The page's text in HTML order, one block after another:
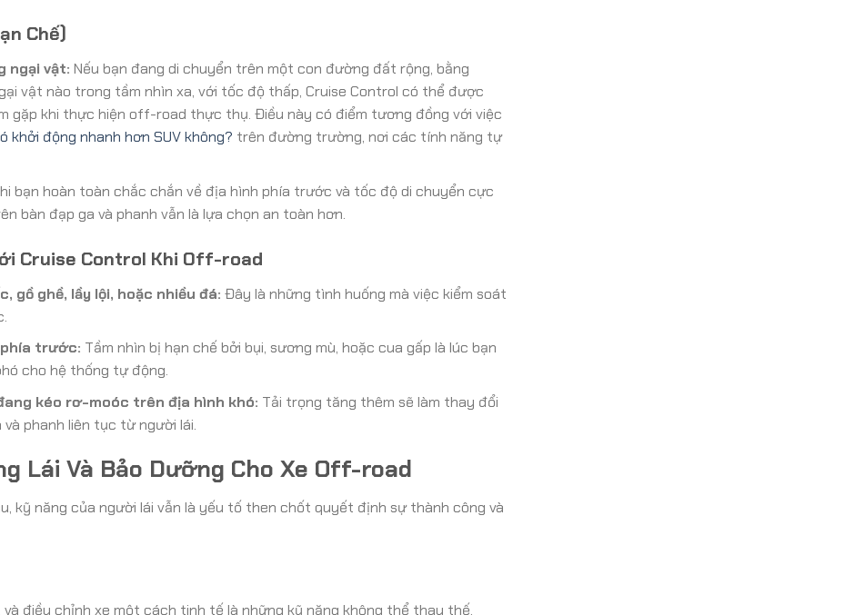
Chế)
ngại vật: Nếu bạn đang di chuyển trên một con đường đất rộng, bằng
vật nào trong tầm nhìn xa, với tốc độ thấp, Cruise Control có thể được
gặp khi thực hiện off-road thực thụ. Điều này có điểm tương đồng với việc
khởi động nhanh hơn SUV không? trên đường trường, nơi các tính năng tự
bạn hoàn toàn chắc chắn về địa hình phía trước và tốc độ di chuyển cực
bàn đạp ga và phanh vẫn là lựa chọn an toàn hơn.
Cruise Control Khi Off-road
gồ ghề, lầy lội, hoặc nhiều đá: Đây là những tình huống mà việc kiểm soát
trước: Tầm nhìn bị hạn chế bởi bụi, sương mù, hoặc cua gấp là lúc bạn
cho hệ thống tự động.
kéo rơ-moóc trên địa hình khó: Tải trọng tăng thêm sẽ làm thay đổi
phanh liên tục từ người lái.
Lái Và Bảo Dưỡng Cho Xe Off-road
kỹ năng của người lái vẫn là yếu tố then chốt quyết định sự thành công và
điều chỉnh xe một cách tinh tế là những kỹ năng không thể thay thế.